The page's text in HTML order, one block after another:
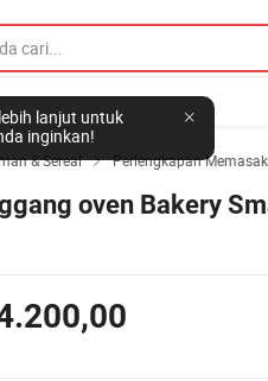
lanjut untuk
inginkan!
& Sereal  Perlengkapan
oven Bakery